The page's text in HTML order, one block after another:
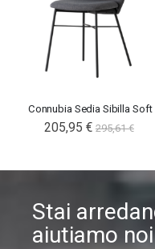
Connubia Sedia Sibilla Soft
205,95 € 295,61 €
Stai
aiutiamo noi